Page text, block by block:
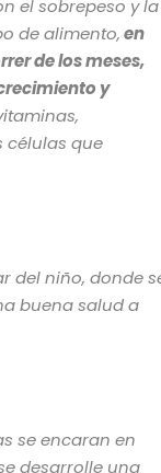
el sobrepeso y la
de alimento,en
de los meses,
y
células que
del niño, donde
buena salud a
se encaran en
desarrolle una